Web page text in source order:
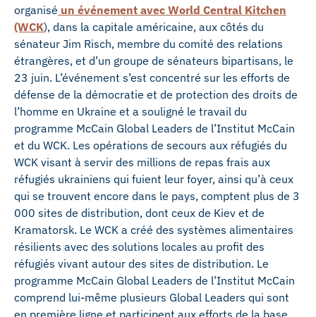
organisé un événement avec World Central Kitchen
(WCK), dans la capitale américaine, aux côtés du
sénateur Jim Risch, membre du comité des relations
étrangères, et d’un groupe de sénateurs bipartisans, le
23 juin. L’événement s’est concentré sur les efforts de
défense de la démocratie et de protection des droits de
l’homme en Ukraine et a souligné le travail du
programme McCain Global Leaders de l’Institut McCain
et du WCK. Les opérations de secours aux réfugiés du
WCK visant à servir des millions de repas frais aux
réfugiés ukrainiens qui fuient leur foyer, ainsi qu’à ceux
qui se trouvent encore dans le pays, comptent plus de 3
000 sites de distribution, dont ceux de Kiev et de
Kramatorsk. Le WCK a créé des systèmes alimentaires
résilients avec des solutions locales au profit des
réfugiés vivant autour des sites de distribution. Le
programme McCain Global Leaders de l’Institut McCain
comprend lui-même plusieurs Global Leaders qui sont
en première ligne et participent aux efforts de la base